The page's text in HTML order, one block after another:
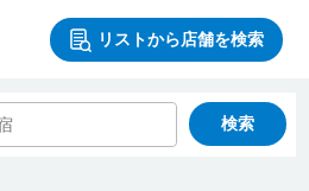
リストから店舗を検索
検索